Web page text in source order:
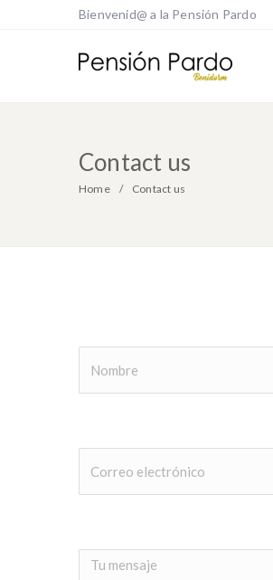
Bienvenid@ a la Pensión Pardo
Contact us
Home Contact us